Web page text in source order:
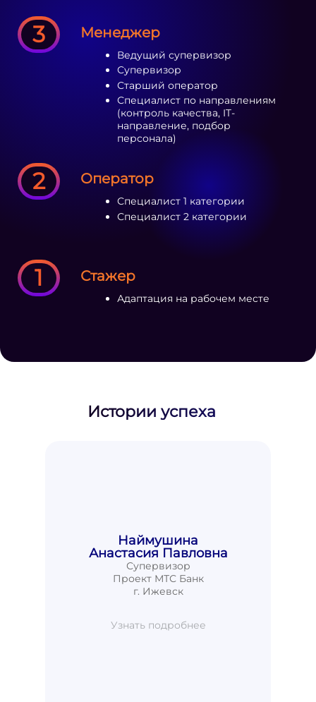
1
2
3
Стажер
Адаптация на рабочем месте
Оператор
Специалист 1 категории
Специалист 2 категории
Менеджер
Ведущий супервизор
Супервизор
Старший оператор
Специалист по направлениям
(контроль качества, IT-
направление, подбор
персонала)
Истории успеха
Наймушина
Анастасия Павловна
Супервизор
Проект МТС Банк
г. Ижевск
Узнать подробнее